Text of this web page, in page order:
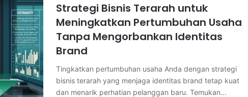
Strategi Bisnis Terarah untuk
Meningkatkan Pertumbuhan Usaha
Tanpa Mengorbankan Identitas
Brand
Tingkatkan pertumbuhan usaha Anda dengan strategi
bisnis terarah yang menjaga identitas brand tetap kuat
dan menarik perhatian pelanggan baru. Temukan…